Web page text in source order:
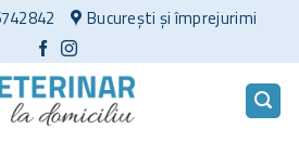
București și împrejurimi